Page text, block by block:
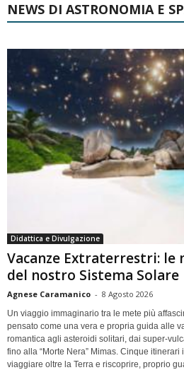
NEWS DI ASTRONOMIA E
Didattica e Divulgazione
Vacanze Extraterrestri:
del nostro Sistema Solare
Agnese Caramanico - 8 Agosto 2026
Un viaggio immaginario tra le mete più
pensato come una vera e propria guida alle
romantica agli asteroidi solitari, dai super-
fino alla “Morte Nera” Mimas. Cinque
viaggiare oltre la Terra e riscoprire, proprio